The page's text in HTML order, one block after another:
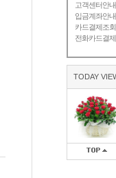
고객센터안내
입금계좌안내
카드결제조회
전화카드결제
TODAY